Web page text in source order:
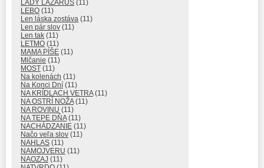
LADY LAZARUS (11)
LEBO (11)
Len láska zostáva (11)
Len pár slov (11)
Len tak (11)
LETMO (11)
MAMA PÍŠE (11)
Mlčanie (11)
MOST (11)
Na kolenách (11)
Na Konci Dní (11)
NA KRÍDLACH VETRA(11)
NA OSTRÍ NOŽA(11)
NA ROVINU (11)
NA TEPE DŇA(11)
NACHÁDZANIE (11)
Načo veľa slov (11)
NAHLAS (11)
NAMOJVERU (11)
NAOZAJ (11)